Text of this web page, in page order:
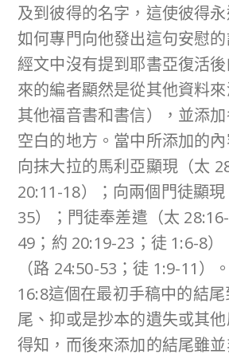
及到彼得的名字，這使彼得
如何專門向他發出這句安慰
經文中沒有提到耶書亞復活
來的編者顯然是從其他資料來
其他福音書和書信），並添
空白的地方。當中所添加的
向抹大拉的馬利亞顯現（太
20:11-18）；向兩個門徒顯
35）；門徒奉差遣（太
49；約 20:19-23；徒 1:6-8
（路 24:50-53；徒 1:9-11）
16:8這個在最初手稿中的結
尾、抑或是抄本的遺失或其
得知，而後來添加的結尾雖